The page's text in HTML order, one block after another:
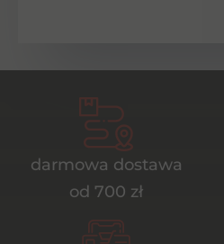
darmowa dostawa
od 700 zł